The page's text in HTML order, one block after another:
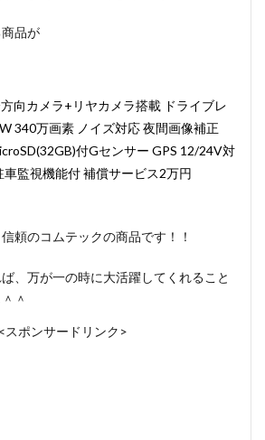
品が
向カメラ+リヤカメラ搭載 ドライブレ
340万画素 ノイズ対応 夜間画像補正
付Gセンサー GPS 12/24V対
車監視機能付 補償サービス2万円
頼のコムテックの商品です！！
、万が一の時に大活躍してくれること
＾
<スポンサードリンク>